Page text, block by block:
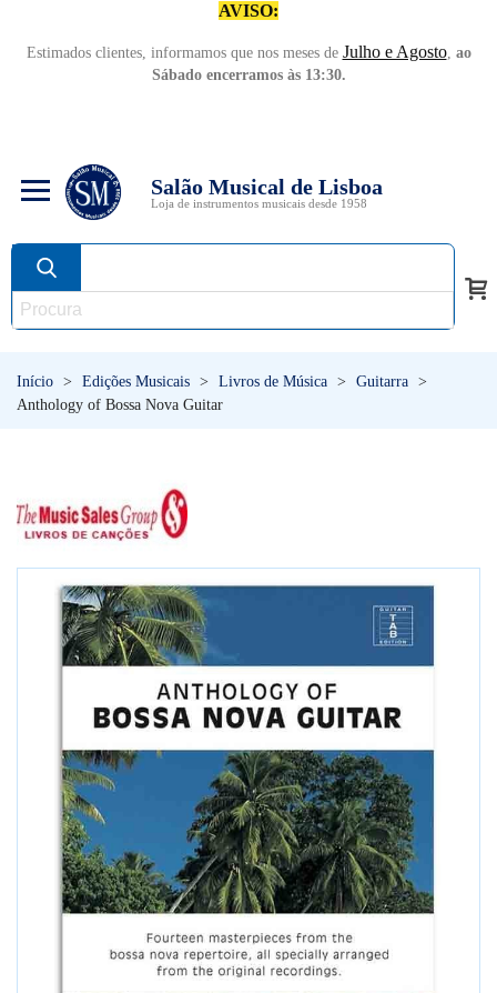
AVISO:
Estimados clientes, informamos que nos meses de Julho e Agosto, ao
Sábado encerramos às 13:30.
Salão Musical de Lisboa
Loja de instrumentos musicais desde 1958
Início > Edições Musicais > Livros de Música > Guitarra >
Anthology of Bossa Nova Guitar